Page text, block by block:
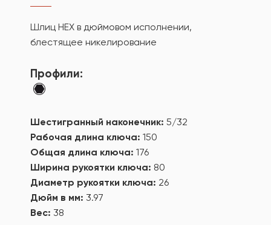
Шлиц HEX в дюймовом исполнении,
блестящее никелирование
Профили:
Шестигранный наконечник: 5/32
Рабочая длина ключа: 150
Общая длина ключа: 176
Ширина рукоятки ключа: 80
Диаметр рукоятки ключа: 26
Дюйм в мм: 3.97
Вес: 38